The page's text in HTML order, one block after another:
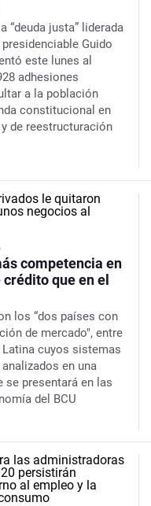
“deuda justa” liderada
Guido
este lunes al
adhesiones
a la población
constitucional en
de reestructuración
competencia en
que en el
los “dos países con
de mercado", entre
cuyos sistemas
en una
se presentará en las
del BCU